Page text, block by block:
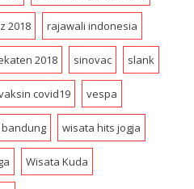
2018 rajawali indonesia
2018 sinovac slank
covid19 vespa
wisata hits jogja
Wisata Kuda